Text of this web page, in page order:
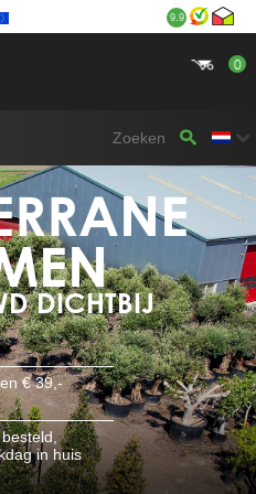
9.9
&
0
DICHTBIJ
€ 39,-
in huis